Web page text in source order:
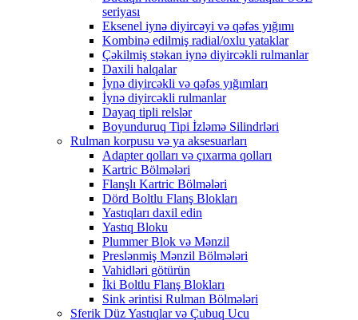
seriyası
Eksenel iynə diyircəyi və qəfəs yığımı
Kombinə edilmiş radial/oxlu yataklar
Çəkilmiş stəkan iynə diyircəkli rulmanlar
Daxili halqalar
İynə diyircəkli və qəfəs yığımları
İynə diyircəkli rulmanlar
Dayaq tipli relslər
Boyunduruq Tipi İzləmə Silindrləri
Rulman korpusu və ya aksesuarları
Adapter qolları və çıxarma qolları
Kartric Bölmələri
Flanşlı Kartric Bölmələri
Dörd Boltlu Flanş Blokları
Yastıqları daxil edin
Yastıq Bloku
Plummer Blok və Mənzil
Preslənmiş Mənzil Bölmələri
Vahidləri götürün
İki Boltlu Flanş Blokları
Sink ərintisi Rulman Bölmələri
Sferik Düz Yastıqlar və Çubuq Ucu